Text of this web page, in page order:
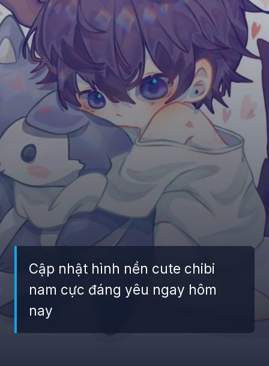
Cập nhật hình nền cute chibi
nam cực đáng yêu ngay hôm
nay